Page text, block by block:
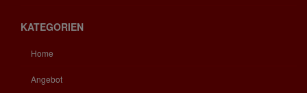
KATEGORIEN
Home
Angebot